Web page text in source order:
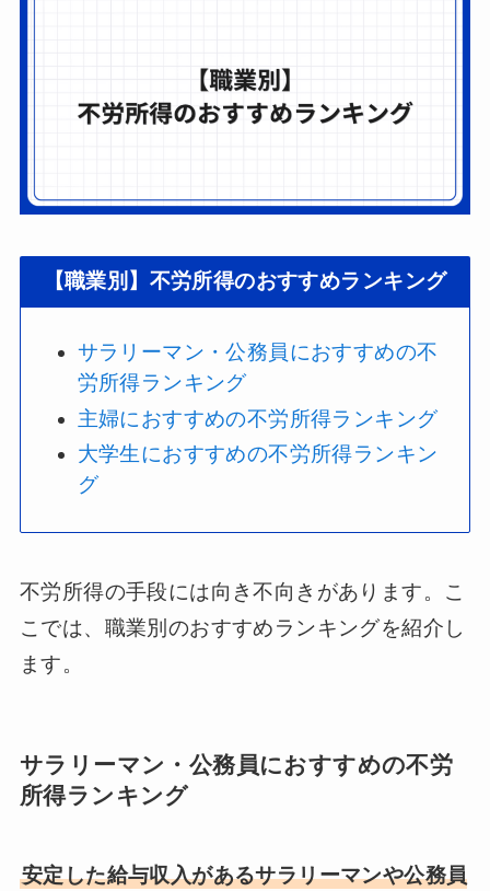
【職業別】不労所得のおすすめランキング
サラリーマン・公務員におすすめの不
労所得ランキング
主婦におすすめの不労所得ランキング
大学生におすすめの不労所得ランキン
グ
不労所得の手段には向き不向きがあります。こ
こでは、職業別のおすすめランキングを紹介し
ます。
サラリーマン・公務員におすすめの不労
所得ランキング
安定した給与収入があるサラリーマンや公務員